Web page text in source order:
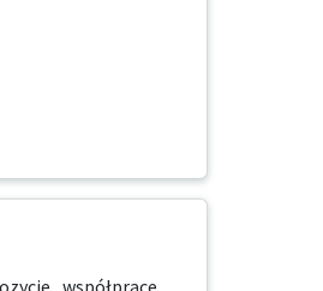
współpracę,